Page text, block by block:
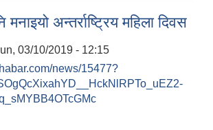
मनाइयो अन्तर्राष्ट्रिय महिला दिवस
03/10/2019 - 12:15
news/15477?